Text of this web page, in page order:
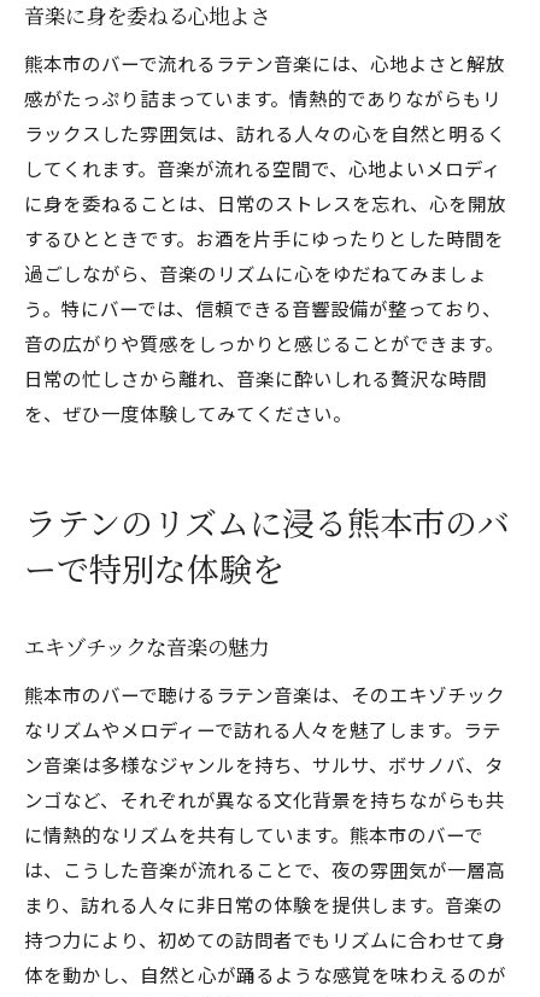
音楽に身を委ねる心地よさ
熊本市のバーで流れるラテン音楽には、心地よさと解放
感がたっぷり詰まっています。情熱的でありながらもリ
ラックスした雰囲気は、訪れる人々の心を自然と明るく
してくれます。音楽が流れる空間で、心地よいメロディ
に身を委ねることは、日常のストレスを忘れ、心を開放
するひとときです。お酒を片手にゆったりとした時間を
過ごしながら、音楽のリズムに心をゆだねてみましょ
う。特にバーでは、信頼できる音響設備が整っており、
音の広がりや質感をしっかりと感じることができます。
日常の忙しさから離れ、音楽に酔いしれる贅沢な時間
を、ぜひ一度体験してみてください。
ラテンのリズムに浸る熊本市のバ
ーで特別な体験を
エキゾチックな音楽の魅力
熊本市のバーで聴けるラテン音楽は、そのエキゾチック
なリズムやメロディーで訪れる人々を魅了します。ラテ
ン音楽は多様なジャンルを持ち、サルサ、ボサノバ、タ
ンゴなど、それぞれが異なる文化背景を持ちながらも共
に情熱的なリズムを共有しています。熊本市のバーで
は、こうした音楽が流れることで、夜の雰囲気が一層高
まり、訪れる人々に非日常の体験を提供します。音楽の
持つ力により、初めての訪問者でもリズムに合わせて身
体を動かし、自然と心が踊るような感覚を味わえるのが